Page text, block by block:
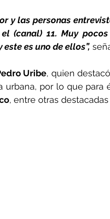
y las personas
(canal) 11. Muy pocos
es uno de ellos”,
Uribe, quien
por lo que para
, entre otras destacadas